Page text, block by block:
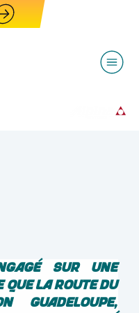
sur une
la Route du
Guadeloupe,